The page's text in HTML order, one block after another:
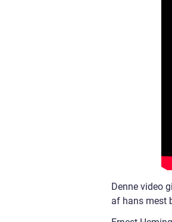
Denne video
af hans mest